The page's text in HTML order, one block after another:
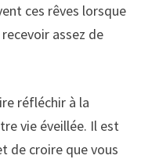
ces rêves lorsque
assez de
réfléchir à la
vie éveillée. Il est
de croire que vous